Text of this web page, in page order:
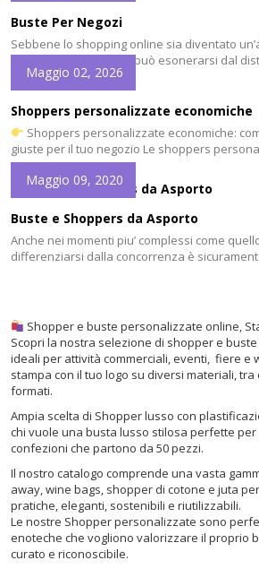
Buste Per Negozi
Sebbene lo shopping online sia diventato
nessun commerciante può esonerarsi dal
e logo il più possibile. Le Buste Per Negozi
cui non è possibile rinunciare, è una
Esprimono attraverso i colori la personalità e
attività: un piccolo regalo in una […]
Maggio 02, 2026
Shoppers personalizzate economiche
Shoppers personalizzate economiche:
giuste per il tuo negozio Le shoppers
strumento fondamentale per un negozio e
in comunicazione del brand. Italy Shoppers⁠
personalizzate con logo, disponibili in diverse
lusso per attività commerciali.
Perché
personalizzate Una shopper non […]
Maggio 09, 2020
Buste e Shoppers da Asporto
Anche nei momenti piu’ complessi come
differenziarsi dalla concorrenza è
per la Buste e Shoppers […]
Shopper e buste personalizzate online,
Scopri la nostra selezione di shopper e
ideali per attività commerciali, eventi, fiere e
stampa con il tuo logo su diversi materiali, tra
formati.
Ampia scelta di Shopper lusso con
chi vuole una busta lusso stilosa perfette per
confezioni che partono da 50 pezzi.
Il nostro catalogo comprende una vasta
away, wine bags, shopper di cotone e juta
pratiche, eleganti, sostenibili e riutilizzabili.
Le nostre Shopper personalizzate sono
enoteche che vogliono valorizzare il proprio
curato e riconoscibile.